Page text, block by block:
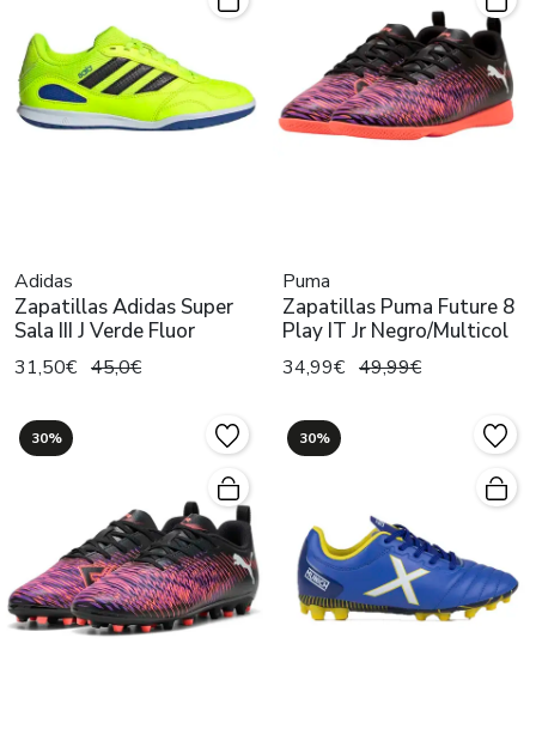
Adidas
Zapatillas Adidas Super
Sala III J Verde Fluor
31,50€ 45,0€
Puma
Zapatillas Puma Future 8
Play IT Jr Negro/Multicol
34,99€ 49,99€
30% 30%